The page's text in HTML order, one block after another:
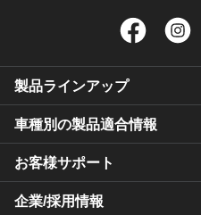
Facebook
製品ラインアップ
車種別の製品適合情報
お客様サポート
企業/採用情報